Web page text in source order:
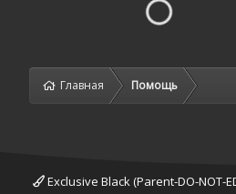
Главная Помощь
Exclusive Black (Parent-DO-NOT-